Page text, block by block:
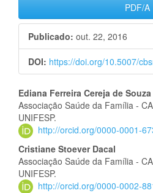
PDF/A
Publicado: out. 22, 2016
DOI: https://doi.org/10.5007/
Conteúdo
do
artigo
principal
Ediana Ferreira Cereja de Souza
Associação Saúde da Família -
UNIFESP.
http://orcid.org/0000-0001-
Cristiane Stoever Dacal
Associação Saúde da Família -
UNIFESP.
http://orcid.org/0000-0002-